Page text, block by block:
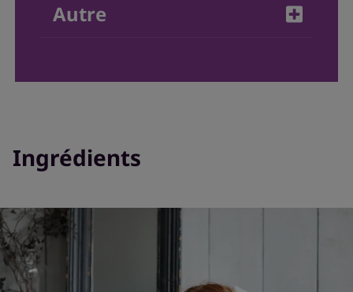
Votre médecin doit déterminer si vous
avez besoin d'une dose différente
problème de santé
Êtes enceinte ou allaitez
Souffrez d’une maladie rénale.
Êtes âgés de 65 ans ou plus
Prenez des médicaments (y compris des
Autre
Ingrédients